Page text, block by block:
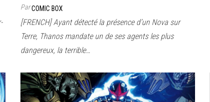
ParCOMIC BOX
[FRENCH] Ayant détecté la présence d’un Nova sur
Terre, Thanos mandate un de ses agents les plus
dangereux, la terrible…